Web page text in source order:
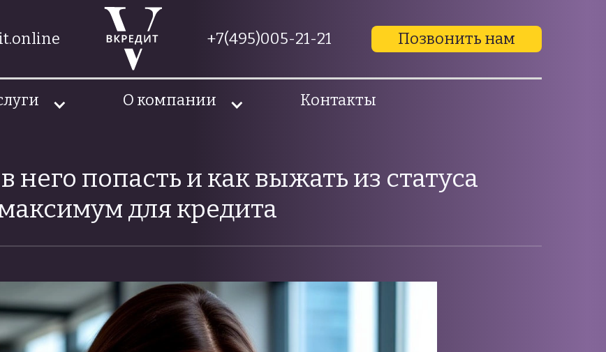
+7(495)005-21-21 Позвонить нам
О компании Контакты
него попасть и как выжать из статуса
для кредита